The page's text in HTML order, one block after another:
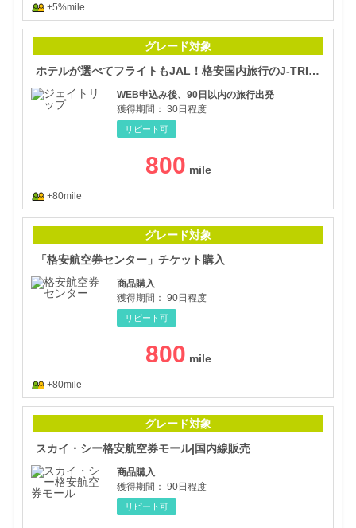
+5%mile
グレード対象
ホテルが選べてフライトもJAL！格安国内旅行のJ-TRIP（ジェイトリップ）
WEB申込み後、90日以内の旅行出発
獲得期間： 30日程度
リピート可
800
+80mile
グレード対象
「格安航空券センター」チケット購入
商品購入
獲得期間： 90日程度
リピート可
800
+80mile
グレード対象
スカイ・シー格安航空券モール|国内線販売
商品購入
獲得期間： 90日程度
リピート可